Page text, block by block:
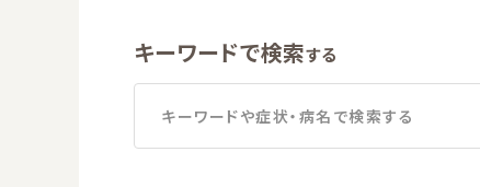
キーワードで検索する
キーワードや症状・病名で検索する